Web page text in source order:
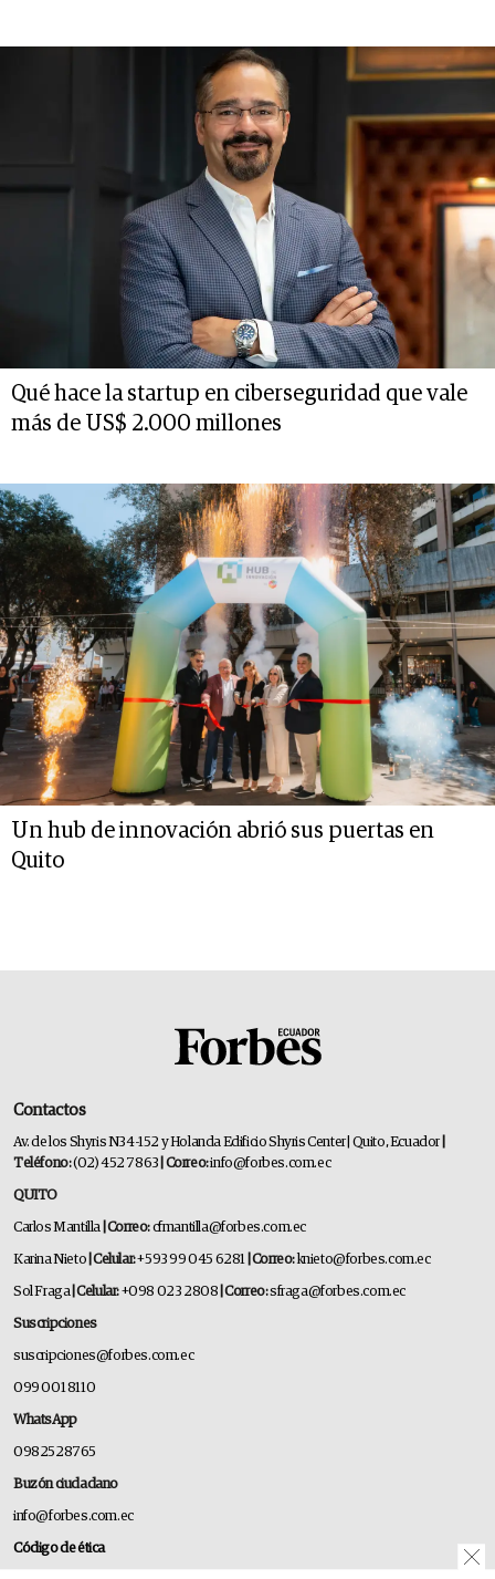
Qué hace la startup en ciberseguridad que vale
más de US$ 2.000 millones
Un hub de innovación abrió sus puertas en
Quito
Contactos
Av. de los Shyris N34-152 y Holanda Edificio Shyris Center | Quito, Ecuador
Teléfono:(02) 452 7863 | Correo:info@forbes.com.ec
QUITO
Carlos Mantilla | Correo:cfmantilla@forbes.com.ec
Karina Nieto | Celular:+593 99 045 6281 | Correo:knieto@forbes.com.ec
Sol Fraga| Celular:+098 023 2808 | Correo:sfraga@forbes.com.ec
Suscripciones
suscripciones@forbes.com.ec
099 001 8110
WhatsApp
0982528765
Buzón ciudadano
info@forbes.com.ec
Código de ética